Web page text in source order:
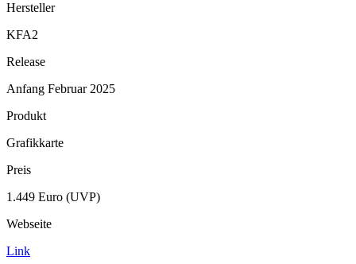
Hersteller
KFA2
Release
Anfang Februar 2025
Produkt
Grafikkarte
Preis
1.449 Euro (UVP)
Webseite
Link